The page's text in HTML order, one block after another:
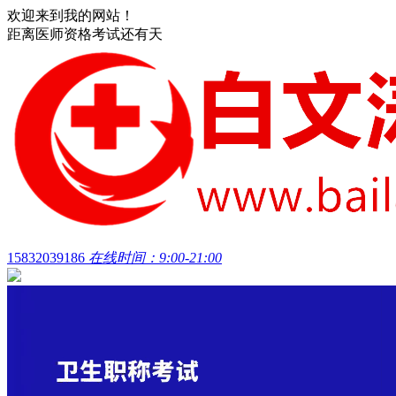
欢迎来到我的网站！
距离医师资格考试还有天
15832039186 在线时间：9:00-21:00